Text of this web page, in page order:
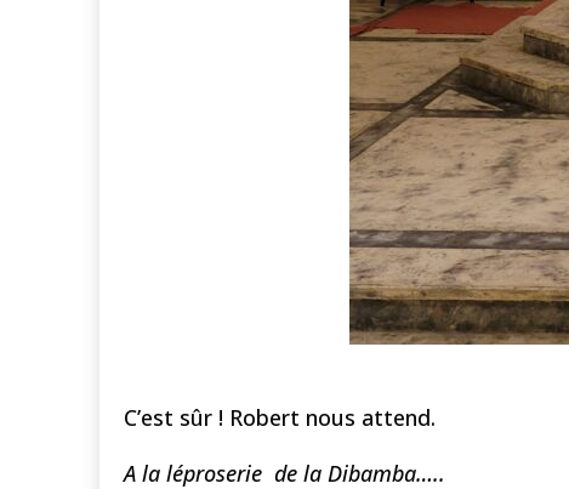
C’est sûr ! Robert nous attend.
A la léproserie de la Dibamba…..